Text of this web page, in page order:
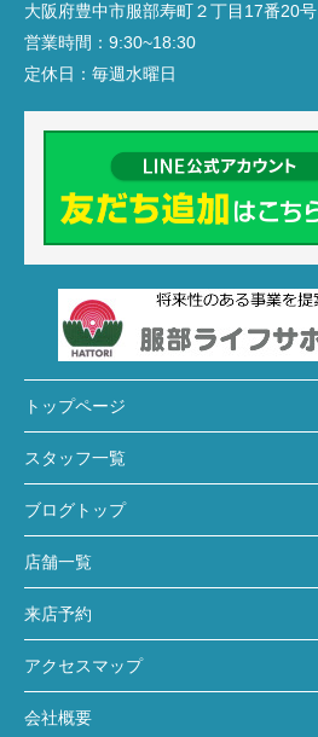
大阪府豊中市服部寿町２丁目17番20号
営業時間： 9:30~18:30
定休日： 毎週水曜日
トップページ
スタッフ一覧
ブログトップ
店舗一覧
来店予約
アクセスマップ
会社概要